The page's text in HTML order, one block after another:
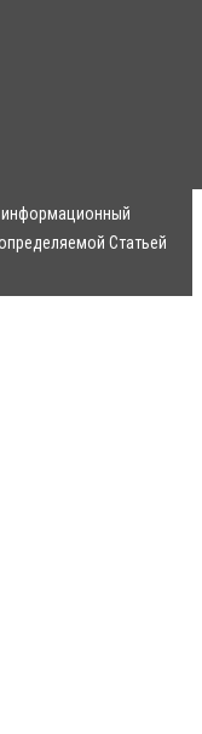
информационный
Статьей